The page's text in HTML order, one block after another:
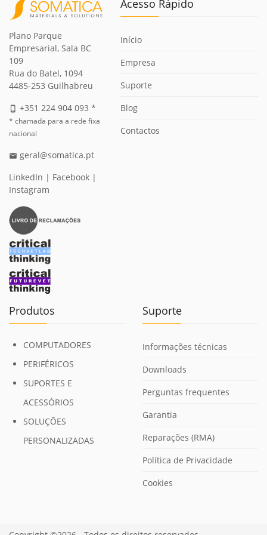
Plano Parque
Empresarial, Sala BC
109
Rua do Batel, 1094
4485-253 Guilhabreu
phone_iphone +351 224 904 093 *
* chamada para a rede fixa
nacional
email geral@somatica.pt
LinkedIn | Facebook |
Instagram
Acesso Rápido
Início
Empresa
Suporte
Blog
Contactos
Produtos
COMPUTADORES
PERIFÉRICOS
SUPORTES E
ACESSÓRIOS
SOLUÇÕES
PERSONALIZADAS
Suporte
Informações técnicas
Downloads
Perguntas frequentes
Garantia
Reparações (RMA)
Política de Privacidade
Cookies